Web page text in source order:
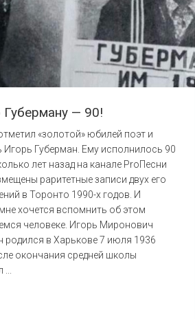
— 90!
«золотой» юбилей поэт и
Игорь Губерман. Ему исполнилось 90
лет назад на канале ProПесни
раритетные записи двух его
в Торонто 1990-х годов. И
хочется вспомнить об этом
человеке. Игорь Миронович
родился в Харькове 7 июля 1936
окончания средней школы